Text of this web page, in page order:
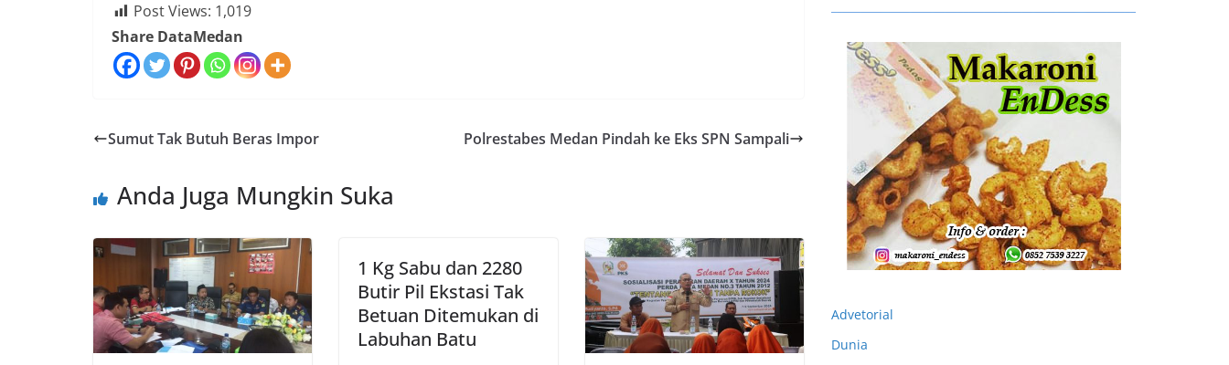
Post Views: 1,019
Share DataMedan
Sumut Tak Butuh Beras Impor Polrestabes Medan Pindah ke Eks SPN Sampali
Anda Juga Mungkin Suka
1 Kg Sabu dan 2280
Butir Pil Ekstasi Tak
Betuan Ditemukan di
Labuhan Batu
Advetorial
Dunia